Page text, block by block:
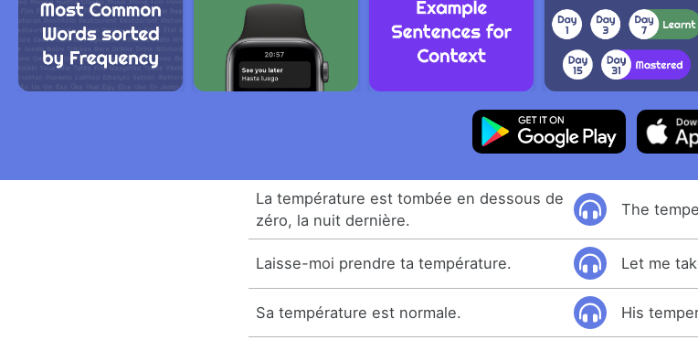
La température est tombée en dessous de
zéro, la nuit dernière.
The
Laisse-moi prendre ta température. Let me
Sa température est normale. His